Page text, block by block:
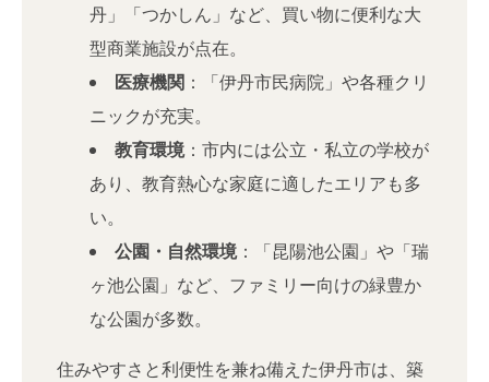
丹」「つかしん」など、買い物に便利な大
型商業施設が点在。
医療機関：「伊丹市民病院」や各種クリ
ニックが充実。
教育環境：市内には公立・私立の学校が
あり、教育熱心な家庭に適したエリアも多
い。
公園・自然環境：「昆陽池公園」や「瑞
ヶ池公園」など、ファミリー向けの緑豊か
な公園が多数。
住みやすさと利便性を兼ね備えた伊丹市は、築